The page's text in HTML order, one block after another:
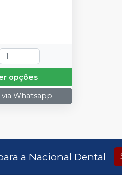
opções
via Whatsapp
a Nacional Dental